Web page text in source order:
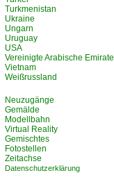
Turkmenistan
Ukraine
Ungarn
Uruguay
USA
Vereinigte Arabische Emirate
Vietnam
Weißrussland
Neuzugänge
Gemälde
Modellbahn
Virtual Reality
Gemischtes
Fotostellen
Zeitachse
Datenschutzerklärung